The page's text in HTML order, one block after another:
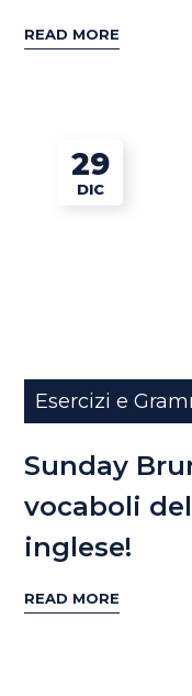
READ MORE
29
DIC
Esercizi e
Sunday
vocaboli
inglese!
READ MORE